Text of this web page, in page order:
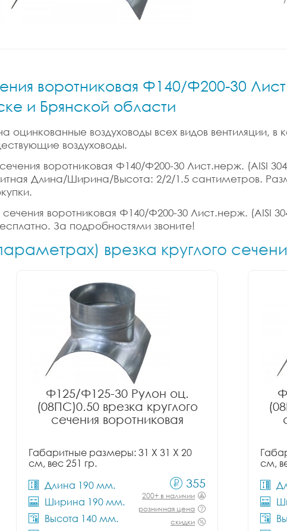
воротниковая Ф140/Ф200-30
и Брянской области
оцинкованные воздуховоды всех видов вентиляции,
воздуховоды.
воротниковая Ф140/Ф200-30 Лист.нерж. (AISI
Длина/Ширина/Высота: 2/2/1.5 сантиметров.
воротниковая Ф140/Ф200-30 Лист.нерж. (AISI
За подробностями звоните!
врезка круглого
Ф125/Ф125-30 Рулон оц.
(08ПС)0.50 врезка круглого
сечения воротниковая
Габаритные размеры: 31 X 31 X 20
см, вес 251 гр.
Длина 190 мм.
Ширина 190 мм.
Высота 140 мм.
355
200+ в наличии
розничная цена
скидки
см,